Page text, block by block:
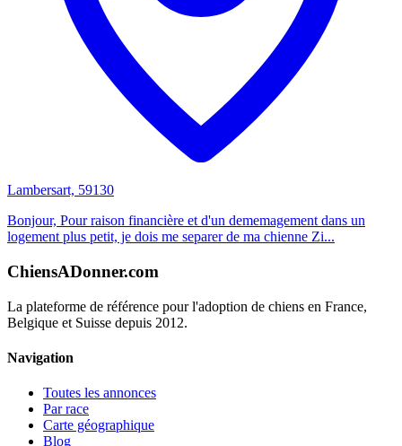
Lambersart, 59130
Bonjour, Pour raison financière et d'un dememagement dans un
logement plus petit, je dois me separer de ma chienne Zi...
ChiensADonner.com
La plateforme de référence pour l'adoption de chiens en France,
Belgique et Suisse depuis 2012.
Navigation
Toutes les annonces
Par race
Carte géographique
Blog